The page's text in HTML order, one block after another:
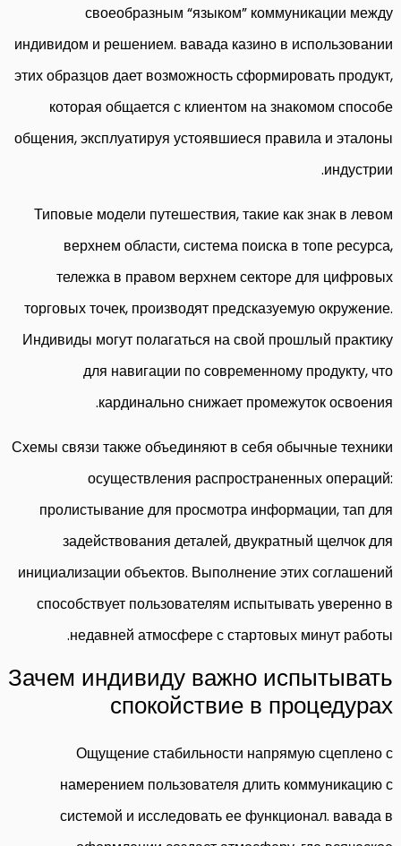
своеобразным “языком” коммуникации между
индивидом и решением. вавада казино в использовании
этих образцов дает возможность сформировать продукт,
которая общается с клиентом на знакомом способе
общения, эксплуатируя устоявшиеся правила и эталоны
индустрии.
Типовые модели путешествия, такие как знак в левом
верхнем области, система поиска в топе ресурса,
тележка в правом верхнем секторе для цифровых
торговых точек, производят предсказуемую окружение.
Индивиды могут полагаться на свой прошлый практику
для навигации по современному продукту, что
кардинально снижает промежуток освоения.
Схемы связи также объединяют в себя обычные техники
осуществления распространенных операций:
пролистывание для просмотра информации, тап для
задействования деталей, двукратный щелчок для
инициализации объектов. Выполнение этих соглашений
способствует пользователям испытывать уверенно в
недавней атмосфере с стартовых минут работы.
Зачем индивиду важно испытывать
спокойствие в процедурах
Ощущение стабильности напрямую сцеплено с
намерением пользователя длить коммуникацию с
системой и исследовать ее функционал. вавада в